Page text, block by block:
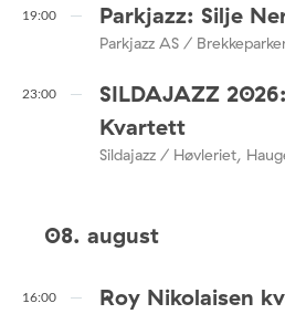
19:00 Parkjazz: Silje
Parkjazz AS /
23:00
SILDAJAZZ
Kvartett
Sildajazz / Høvleriet,
08. august
16:00 Roy Nikolaisen